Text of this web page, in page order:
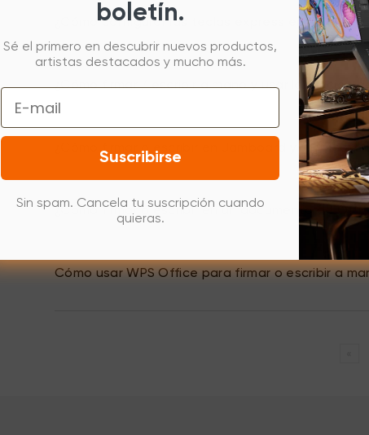
¿Cómo configurar las teclas express en Mac?
¿Cómo firmar / escribir a mano y usar la función
¿Cómo firmar o escribir en Jamboard y
¿Cómo firmar o escribir en un documento de
Cómo usar WPS Office para firmar o escribir a
boletín.
Sé el primero en descubrir nuevos productos,
artistas destacados y mucho más.
Email
Suscribirse
Sin spam. Cancela tu suscripción cuando
quieras.